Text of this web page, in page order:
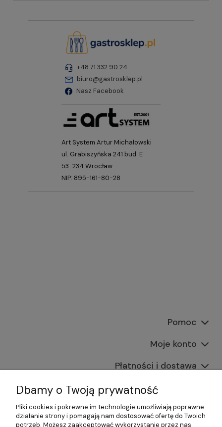
+48 71 332 90 24
biuro@gastrosklep.pl
Nasz Facebook
Art System Artur Michałowski
ul. Grabiszyńska 241 bud. E
53-234 Wrocław
NIP: 895-161-80-28
Pomoc
Moje konto
Płatności i dostawa
Informacje
O nas
Dbamy o Twoją prywatność
Pliki cookies i pokrewne im technologie umożliwiają poprawne
działanie strony i pomagają nam dostosować ofertę do Twoich
potrzeb. Możesz zaakceptować wykorzystanie przez nas